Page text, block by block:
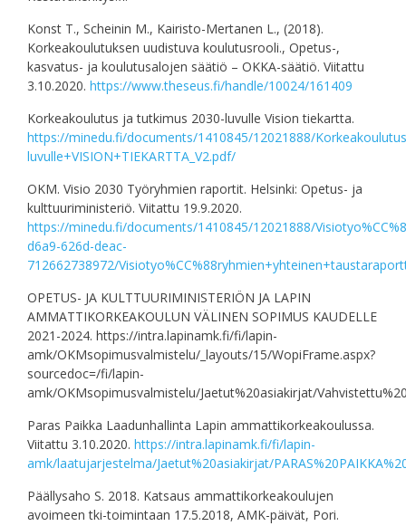
Konst T., Scheinin M., Kairisto-Mertanen L., (2018).
Korkeakoulutuksen uudistuva koulutusrooli., Opetus-,
kasvatus- ja koulutusalojen säätiö – OKKA-säätiö. Viitattu
3.10.2020. https://www.theseus.fi/handle/10024/161409
Korkeakoulutus ja tutkimus 2030-luvulle Vision tiekartta.
https://minedu.fi/documents/1410845/12021888/
luvulle+VISION+TIEKARTTA_V2.pdf/
OKM. Visio 2030 Työryhmien raportit. Helsinki: Opetus- ja
kulttuuriministeriö. Viitattu 19.9.2020.
https://minedu.fi/documents/1410845/12021888/
d6a9-626d-deac-
712662738972/
OPETUS- JA KULTTUURIMINISTERIÖN JA LAPIN
AMMATTIKORKEAKOULUN VÄLINEN SOPIMUS KAUDELLE
2021-2024. https://intra.lapinamk.fi/fi/lapin-
amk/OKMsopimusvalmistelu/_layouts/15/WopiFrame.aspx?
sourcedoc=/fi/lapin-
amk/OKMsopimusvalmistelu/Jaetut%20asiakirjat/
Paras Paikka Laadunhallinta Lapin ammattikorkeakoulussa.
Viitattu 3.10.2020. https://intra.lapinamk.fi/fi/lapin-
amk/laatujarjestelma/Jaetut%20asiakirjat/
Päällysaho S. 2018. Katsaus ammattikorkeakoulujen
avoimeen tki-toimintaan 17.5.2018, AMK-päivät, Pori.